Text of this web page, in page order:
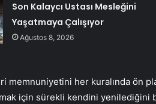
Son Kalaycı Ustası Mesleğini
Yaşatmaya Çalışıyor
Ağustos 8, 2026
memnuniyetini her kuralında ön
için sürekli kendini yenilediğini